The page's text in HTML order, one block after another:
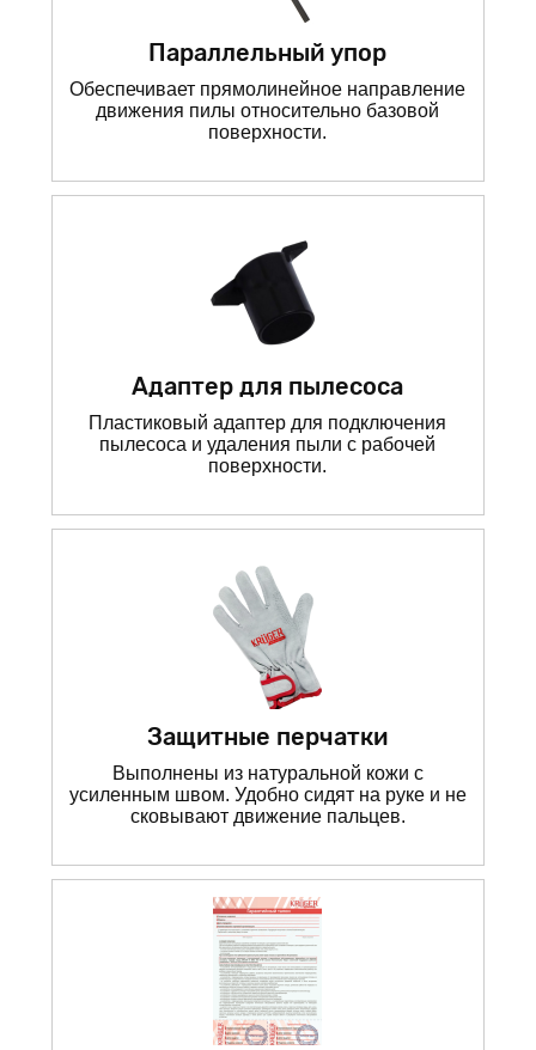
Параллельный упор
Обеспечивает прямолинейное направление
движения пилы относительно базовой
поверхности.
Адаптер для пылесоса
Пластиковый адаптер для подключения
пылесоса и удаления пыли с рабочей
поверхности.
Защитные перчатки
Выполнены из натуральной кожи с
усиленным швом. Удобно сидят на руке и не
сковывают движение пальцев.